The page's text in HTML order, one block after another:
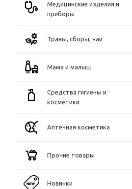
Медицинские изделия и
приборы
Травы, сборы, чаи
Мама и малыш
Средства гигиены и
косметики
Аптечная косметика
Прочие товары
Новинки